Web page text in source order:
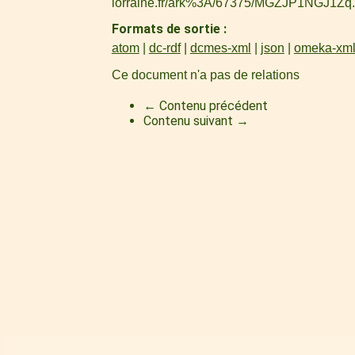
lorraine.fr/ark%3A/67375/MGZJP1NGJ1Zq.
Formats de sortie
atom dc-rdf dcmes-xml json
omeka-xml
Ce document n'a pas de relations
← Contenu précédent
Contenu suivant →